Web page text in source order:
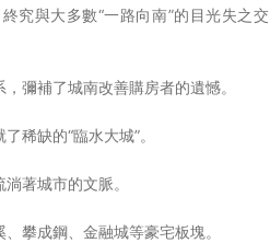
究與大多數“一路向南”的目光失之交
彌補了城南改善購房者的遺憾。
稀缺的“臨水大城”。
著城市的文脈。
攀成鋼、金融城等豪宅板塊。